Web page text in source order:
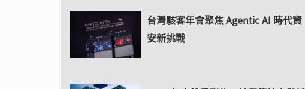
台灣駭客年會聚焦 Agentic AI 時代資
安新挑戰